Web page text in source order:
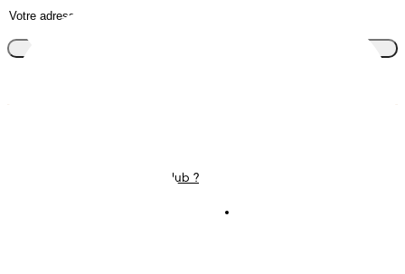
C'est Quoi Pampers Club ?